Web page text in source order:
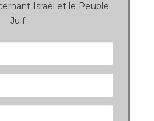
Israël et le Peuple
Juif